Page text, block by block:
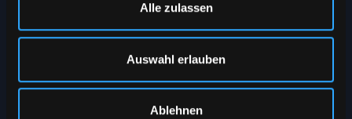
Alle zulassen
Auswahl erlauben
Ablehnen